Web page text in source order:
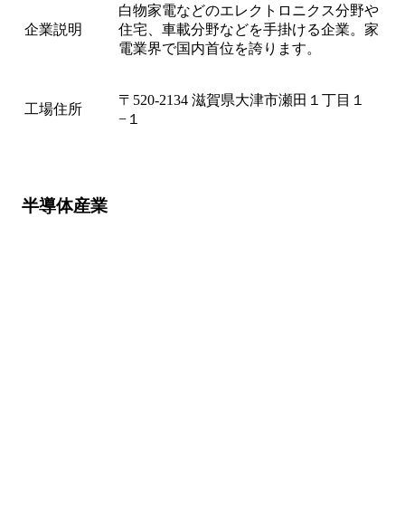
企業説明
白物家電などのエレクトロニクス分野や
住宅、車載分野などを手掛ける企業。家
電業界で国内首位を誇ります。
工場住所
〒520-2134 滋賀県大津市瀬田１丁目１
−１
半導体産業